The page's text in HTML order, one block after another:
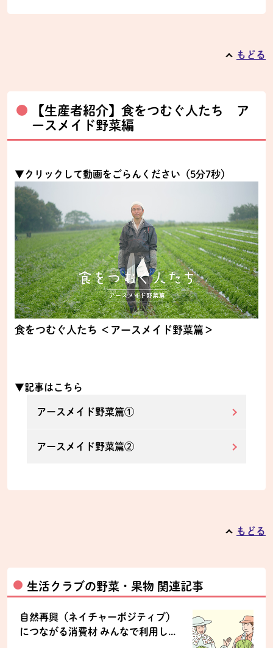
もどる
【生産者紹介】食をつむぐ人たち ア
ースメイド野菜編
▼クリックして動画をごらんください（5分7秒）
食をつむぐ人たち ＜アースメイド野菜篇＞
▼記事はこちら
アースメイド野菜篇①
アースメイド野菜篇②
もどる
生活クラブの野菜・果物 関連記事
自然再興（ネイチャーポジティブ）
につながる消費材 みんなで利用し...